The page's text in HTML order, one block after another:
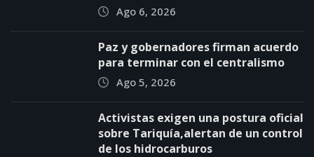
Ago 6, 2026
Paz y gobernadores firman acuerdo
para terminar con el centralismo
Ago 5, 2026
Activistas exigen una postura oficial
sobre Tariquía,alertan de un control
de los hidrocarburos